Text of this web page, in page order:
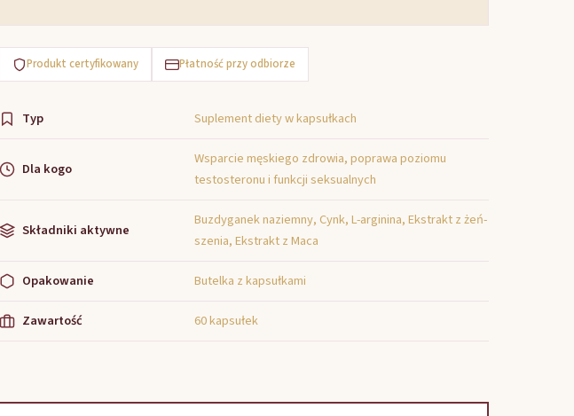
Produkt certyfikowany Płatność przy odbiorze
Typ Suplement diety w kapsułkach
Dla kogo
Wsparcie męskiego zdrowia, poprawa poziomu
testosteronu i funkcji seksualnych
Składniki aktywne
Buzdyganek naziemny, Cynk, L-arginina, Ekstrakt z żeń-
szenia, Ekstrakt z Maca
Opakowanie Butelka z kapsułkami
Zawartość 60 kapsułek